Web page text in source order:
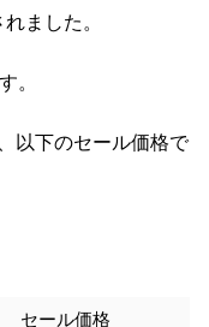
ました。
。
以下のセール価格で
セール価格